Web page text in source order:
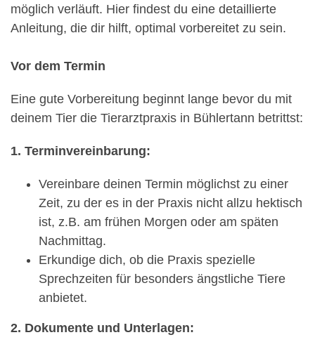
möglich verläuft. Hier findest du eine detaillierte
Anleitung, die dir hilft, optimal vorbereitet zu sein.
Vor dem Termin
Eine gute Vorbereitung beginnt lange bevor du mit
deinem Tier die Tierarztpraxis in Bühlertann betrittst:
1. Terminvereinbarung:
Vereinbare deinen Termin möglichst zu einer
Zeit, zu der es in der Praxis nicht allzu hektisch
ist, z.B. am frühen Morgen oder am späten
Nachmittag.
Erkundige dich, ob die Praxis spezielle
Sprechzeiten für besonders ängstliche Tiere
anbietet.
2. Dokumente und Unterlagen: